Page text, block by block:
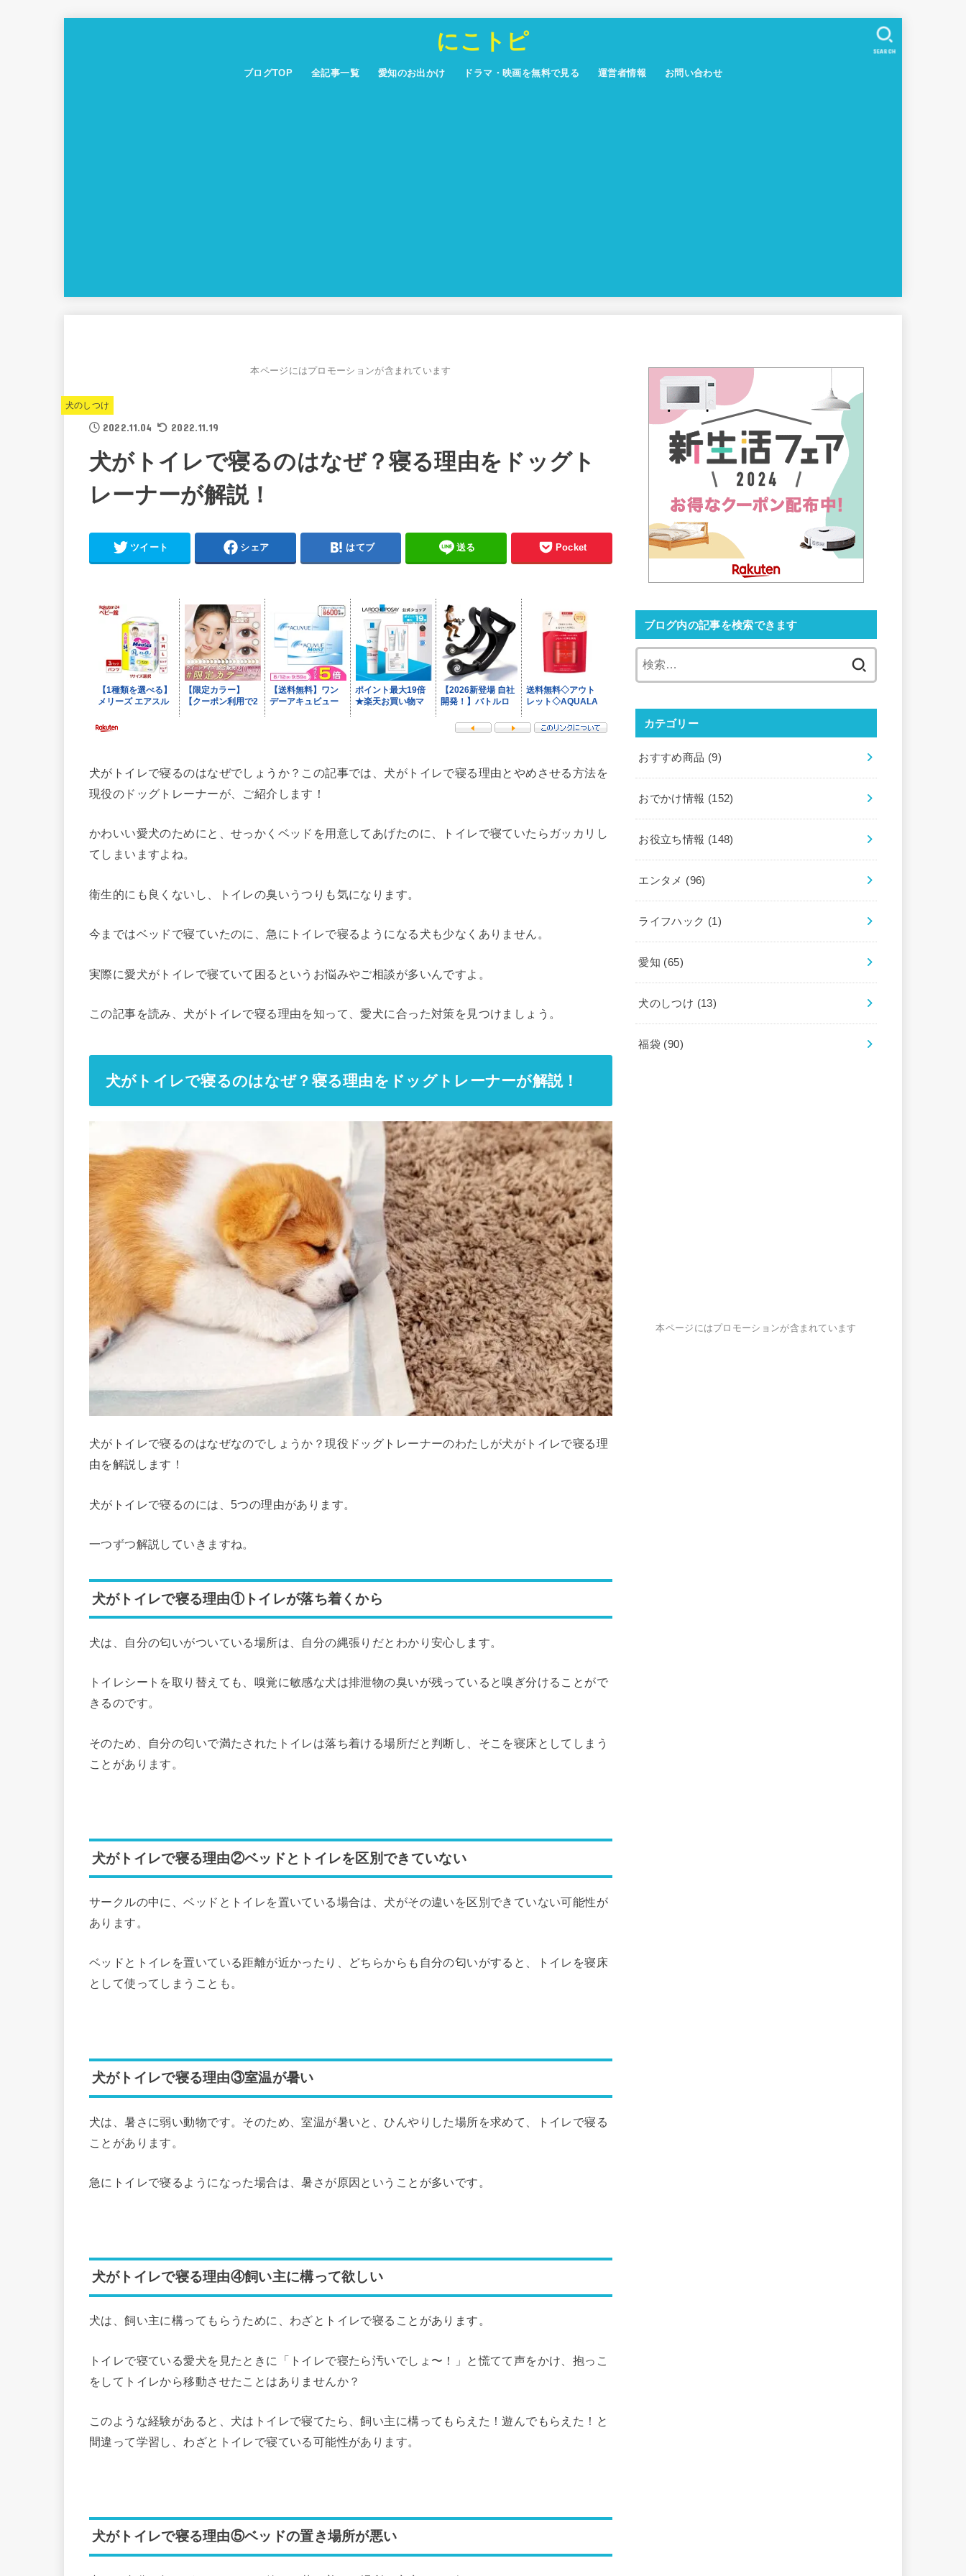
にこトピ
ブログTOP 全記事一覧 愛知のお出かけ ドラマ・映画を無料で見る 運営者情報 お問い合わせ
SEARCH
本ページにはプロモーションが含まれています
犬のしつけ
2022.11.04 2022.11.19
犬がトイレで寝るのはなぜ？寝る理由をドッグト
レーナーが解説！
ツイート シェア はてブ 送る Pocket
犬がトイレで寝るのはなぜでしょうか？この記事では、犬がトイレで寝る理由とやめさせる方法を
現役のドッグトレーナーが、ご紹介します！
かわいい愛犬のためにと、せっかくベッドを用意してあげたのに、トイレで寝ていたらガッカリし
てしまいますよね。
衛生的にも良くないし、トイレの臭いうつりも気になります。
今まではベッドで寝ていたのに、急にトイレで寝るようになる犬も少なくありません。
実際に愛犬がトイレで寝ていて困るというお悩みやご相談が多いんですよ。
この記事を読み、犬がトイレで寝る理由を知って、愛犬に合った対策を見つけましょう。
犬がトイレで寝るのはなぜ？寝る理由をドッグトレーナーが解説！
犬がトイレで寝るのはなぜなのでしょうか？現役ドッグトレーナーのわたしが犬がトイレで寝る理
由を解説します！
犬がトイレで寝るのには、5つの理由があります。
一つずつ解説していきますね。
犬がトイレで寝る理由①トイレが落ち着くから
犬は、自分の匂いがついている場所は、自分の縄張りだとわかり安心します。
トイレシートを取り替えても、嗅覚に敏感な犬は排泄物の臭いが残っていると嗅ぎ分けることがで
きるのです。
そのため、自分の匂いで満たされたトイレは落ち着ける場所だと判断し、そこを寝床としてしまう
ことがあります。
犬がトイレで寝る理由②ベッドとトイレを区別できていない
サークルの中に、ベッドとトイレを置いている場合は、犬がその違いを区別できていない可能性が
あります。
ベッドとトイレを置いている距離が近かったり、どちらからも自分の匂いがすると、トイレを寝床
として使ってしまうことも。
犬がトイレで寝る理由③室温が暑い
犬は、暑さに弱い動物です。そのため、室温が暑いと、ひんやりした場所を求めて、トイレで寝る
ことがあります。
急にトイレで寝るようになった場合は、暑さが原因ということが多いです。
犬がトイレで寝る理由④飼い主に構って欲しい
犬は、飼い主に構ってもらうために、わざとトイレで寝ることがあります。
トイレで寝ている愛犬を見たときに「トイレで寝たら汚いでしょ〜！」と慌てて声をかけ、抱っこ
をしてトイレから移動させたことはありませんか？
このような経験があると、犬はトイレで寝てたら、飼い主に構ってもらえた！遊んでもらえた！と
間違って学習し、わざとトイレで寝ている可能性があります。
犬がトイレで寝る理由⑤ベッドの置き場所が悪い
ブログ内の記事を検索できます
カテゴリー
おすすめ商品 (9)
おでかけ情報 (152)
お役立ち情報 (148)
エンタメ (96)
ライフハック (1)
愛知 (65)
犬のしつけ (13)
福袋 (90)
本ページにはプロモーションが含まれています